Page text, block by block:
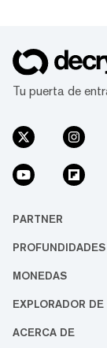
Tu puerta de
PARTNER
PROFUNDIDADES
MONEDAS
EXPLORADOR
ACERCA DE